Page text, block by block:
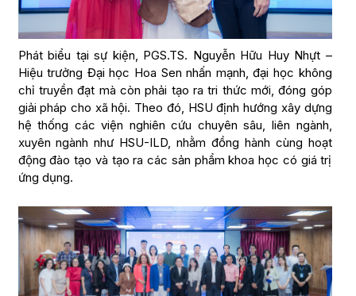
Phát biểu tại sự kiện, PGS.TS. Nguyễn Hữu Huy Nhựt –
Hiệu trưởng Đại học Hoa Sen nhấn mạnh, đại học không
chỉ truyền đạt mà còn phải tạo ra tri thức mới, đóng góp
giải pháp cho xã hội. Theo đó, HSU định hướng xây dựng
hệ thống các viện nghiên cứu chuyên sâu, liên ngành,
xuyên ngành như HSU-ILD, nhằm đồng hành cùng hoạt
động đào tạo và tạo ra các sản phẩm khoa học có giá trị
ứng dụng.